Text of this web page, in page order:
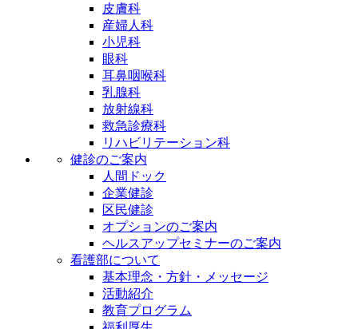
皮膚科
産婦人科
小児科
眼科
耳鼻咽喉科
乳腺科
放射線科
救急診療科
リハビリテーション科
健診のご案内
人間ドック
企業健診
区民健診
オプションのご案内
ヘルスアップセミナーのご案内
看護部について
基本理念・方針・メッセージ
活動紹介
教育プログラム